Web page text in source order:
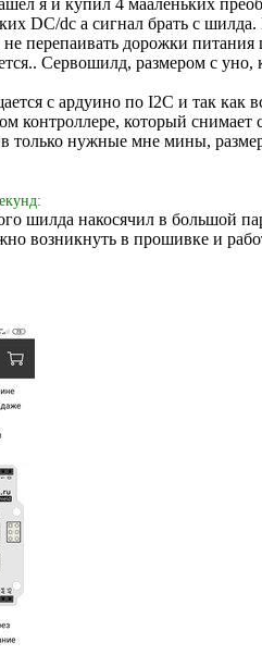
я и купил 4 мааленьких
DC/dc а сигнал брать с
перепаивать дорожки
Сервошилд, размером с
с ардуино по I2C и так как
контроллере, который снимает
только нужные мне мины,
шилда накосячил в большой
возникнуть в прошивке и